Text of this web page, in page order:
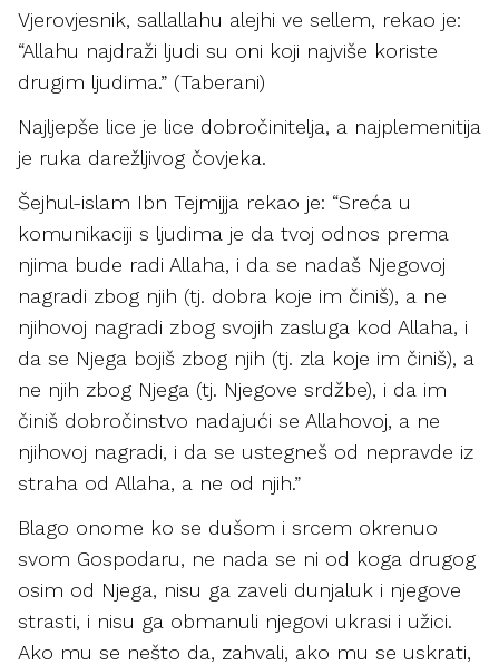
Vjerovjesnik, sallallahu alejhi ve sellem, rekao je:
“Allahu najdraži ljudi su oni koji najviše koriste
drugim ljudima.” (Taberani)
Najljepše lice je lice dobročinitelja, a najplemenitija
je ruka darežljivog čovjeka.
Šejhul-islam Ibn Tejmijja rekao je: “Sreća u
komunikaciji s ljudima je da tvoj odnos prema
njima bude radi Allaha, i da se nadaš Njegovoj
nagradi zbog njih (tj. dobra koje im činiš), a ne
njihovoj nagradi zbog svojih zasluga kod Allaha, i
da se Njega bojiš zbog njih (tj. zla koje im činiš), a
ne njih zbog Njega (tj. Njegove srdžbe), i da im
činiš dobročinstvo nadajući se Allahovoj, a ne
njihovoj nagradi, i da se ustegneš od nepravde iz
straha od Allaha, a ne od njih.”
Blago onome ko se dušom i srcem okrenuo
svom Gospodaru, ne nada se ni od koga drugog
osim od Njega, nisu ga zaveli dunjaluk i njegove
strasti, i nisu ga obmanuli njegovi ukrasi i užici.
Ako mu se nešto da, zahvali, ako mu se uskrati,